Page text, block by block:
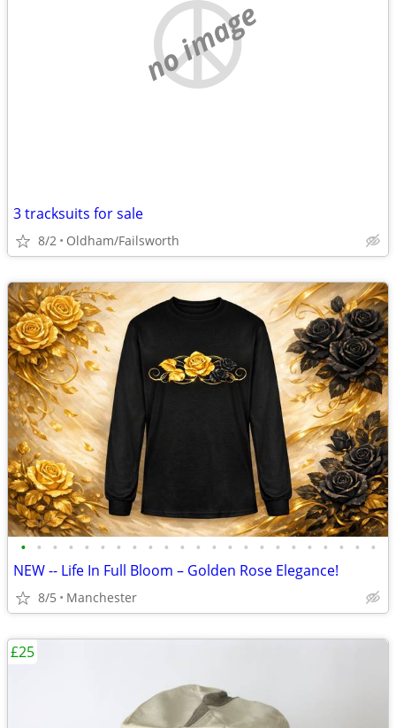
no image
3 tracksuits for sale
8/2 Oldham/Failsworth
• • • • • • • • • • • • • • • • • • • • • • •
NEW -- Life In Full Bloom – Golden Rose Elegance!
8/5 Manchester
£25